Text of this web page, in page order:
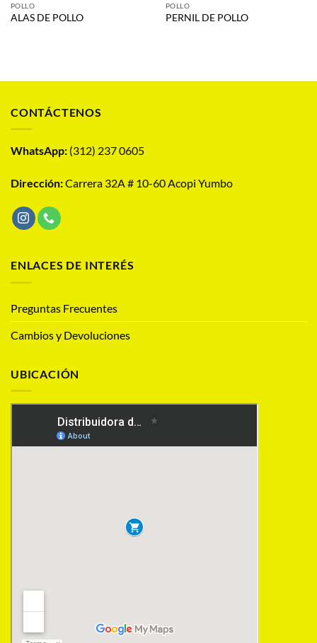
POLLO
ALAS DE POLLO
POLLO
PERNIL DE POLLO
CONTÁCTENOS
WhatsApp: (312) 237 0605
Dirección:Carrera 32A # 10-60 Acopi Yumbo
ENLACES DE INTERÉS
Preguntas Frecuentes
Cambios y Devoluciones
UBICACIÓN